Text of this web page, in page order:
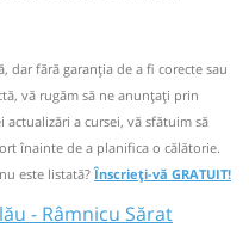
telefonic conducatorii auto.
de la Aeroport Otopeni,
(4 comentarii)
ta⤣
fără garanţia de a fi corecte sau
vă rugăm să ne anunțați prin
a cursei, vă sfătuim să
înainte de a planifica o călătorie.
este listată?Înscrieți-vă GRATUIT!
- Râmnicu Sărat